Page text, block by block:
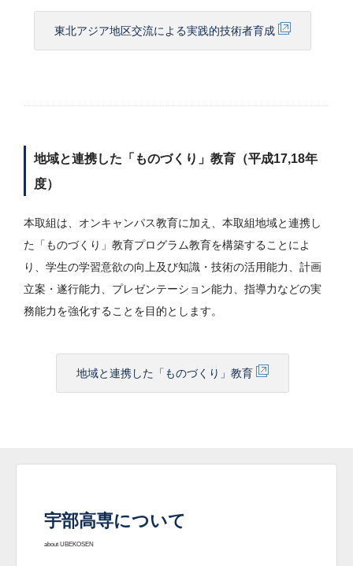
東北アジア地区交流による実践的技術者育成
地域と連携した「ものづくり」教育（平成17,18年
度）
本取組は、オンキャンパス教育に加え、本取組地域と連携し
た「ものづくり」教育プログラム教育を構築することによ
り、学生の学習意欲の向上及び知識・技術の活用能力、計画
立案・遂行能力、プレゼンテーション能力、指導力などの実
務能力を強化することを目的とします。
地域と連携した「ものづくり」教育
宇部高専について
about UBEKOSEN